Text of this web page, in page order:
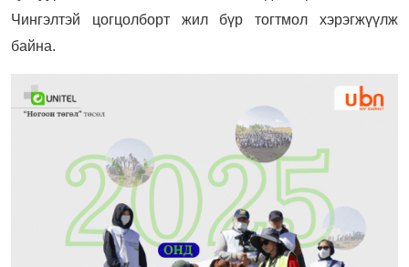
Чингэлтэй цогцолборт жил бүр тогтмол хэрэгжүүлж
байна.